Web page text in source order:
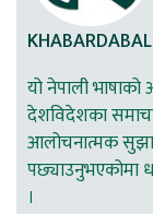
यो नेपाली
देशविदेशका
आलोचनात्मक सुझाव
पछ्याउनुभएकोमा
।